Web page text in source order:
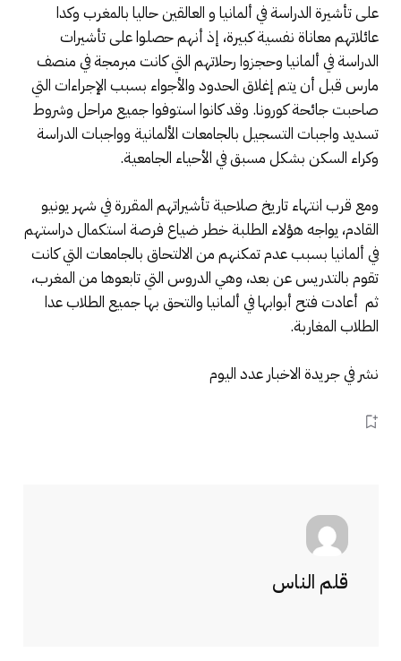
على تأشيرة الدراسة في ألمانيا و العالقين حاليا بالمغرب وكدا
عائلاتهم معاناة نفسية كبيرة، إذ أنهم حصلوا على تأشيرات
الدراسة في ألمانيا وحجزوا رحلاتهم التي كانت مبرمجة في منصف
مارس قبل أن يتم إغلاق الحدود والأجواء بسبب الإجراءات التي
صاحبت جائحة كورونا. وقد كانوا استوفوا جميع مراحل وشروط
تسديد واجبات التسجيل بالجامعات الألمانية وواجبات الدراسة
وكراء السكن بشكل مسبق في الأحياء الجامعية.
ومع قرب انتهاء تاريخ صلاحية تأشيراتهم المقررة في شهر يونيو
القادم، يواجه هؤلاء الطلبة خطر ضياع فرصة استكمال دراستهم
في ألمانيا بسبب عدم تمكنهم من الالتحاق بالجامعات التي كانت
تقوم بالتدريس عن بعد، وهي الدروس التي تابعوها من المغرب،
ثم أعادت فتح أبوابها في ألمانيا والتحق بها جميع الطلاب عدا
الطلاب المغاربة.
نشر في جريدة الاخبار عدد اليوم
قلم الناس